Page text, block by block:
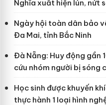
Nghĩa xuất hiện lún, nứt
Ngày hội toàn dân bảo
Đa Mai, tỉnh Bắc Ninh
Đà Nẵng: Huy động gần
cứu nhóm người bị sóng
Học sinh được khuyến
thực hành 1 loại hình